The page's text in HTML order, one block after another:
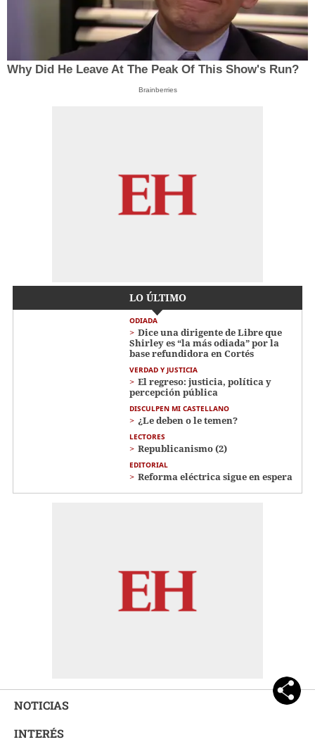
Why Did He Leave At The Peak Of This Show's Run?
Brainberries
LO ÚLTIMO
ODIADA
Dice una dirigente de Libre que
Shirley es “la más odiada” por la
base refundidora en Cortés
VERDAD Y JUSTICIA
El regreso: justicia, política y
percepción pública
DISCULPEN MI CASTELLANO
¿Le deben o le temen?
LECTORES
Republicanismo (2)
EDITORIAL
Reforma eléctrica sigue en espera
NOTICIAS
INTERÉS